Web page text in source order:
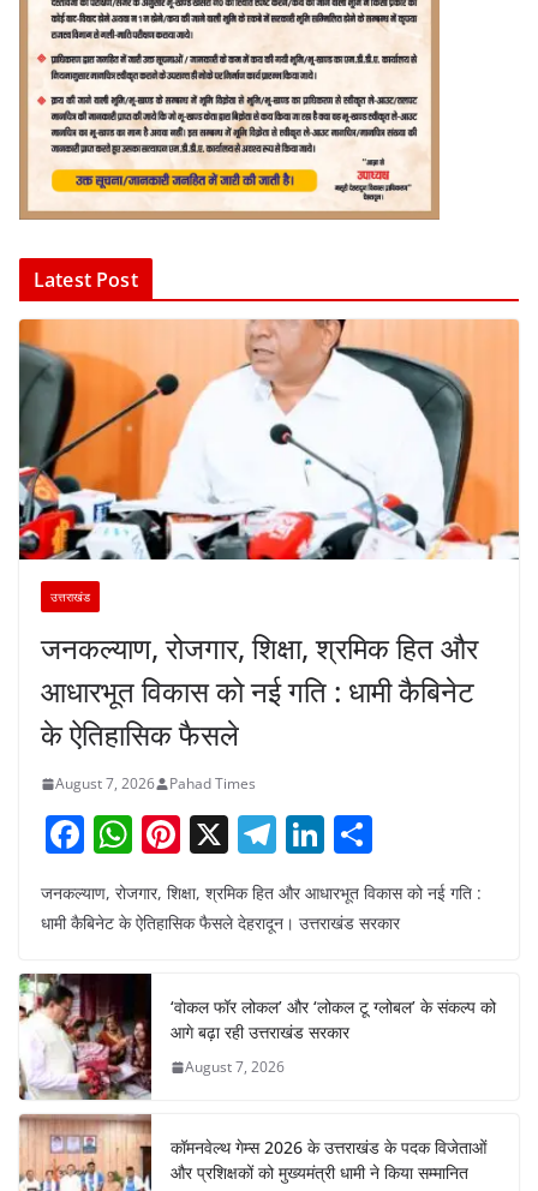
Latest Post
उत्तराखंड
जनकल्याण, रोजगार, शिक्षा, श्रमिक हित और
आधारभूत विकास को नई गति : धामी कैबिनेट
के ऐतिहासिक फैसले
August 7, 2026 Pahad Times
F
c
b
o
o
k
W
at
s
A
p
p
Pi
er
st
X T
el
e
a
m
Li
k
dI
n
h
ar
जनकल्याण, रोजगार, शिक्षा, श्रमिक हित और आधारभूत विकास को नई गति :
धामी कैबिनेट के ऐतिहासिक फैसले देहरादून। उत्तराखंड सरकार
‘वोकल फॉर लोकल’ और ‘लोकल टू ग्लोबल’ के संकल्प को
आगे बढ़ा रही उत्तराखंड सरकार
August 7, 2026
कॉमनवेल्थ गेम्स 2026 के उत्तराखंड के पदक विजेताओं
और प्रशिक्षकों को मुख्यमंत्री धामी ने किया सम्मानित